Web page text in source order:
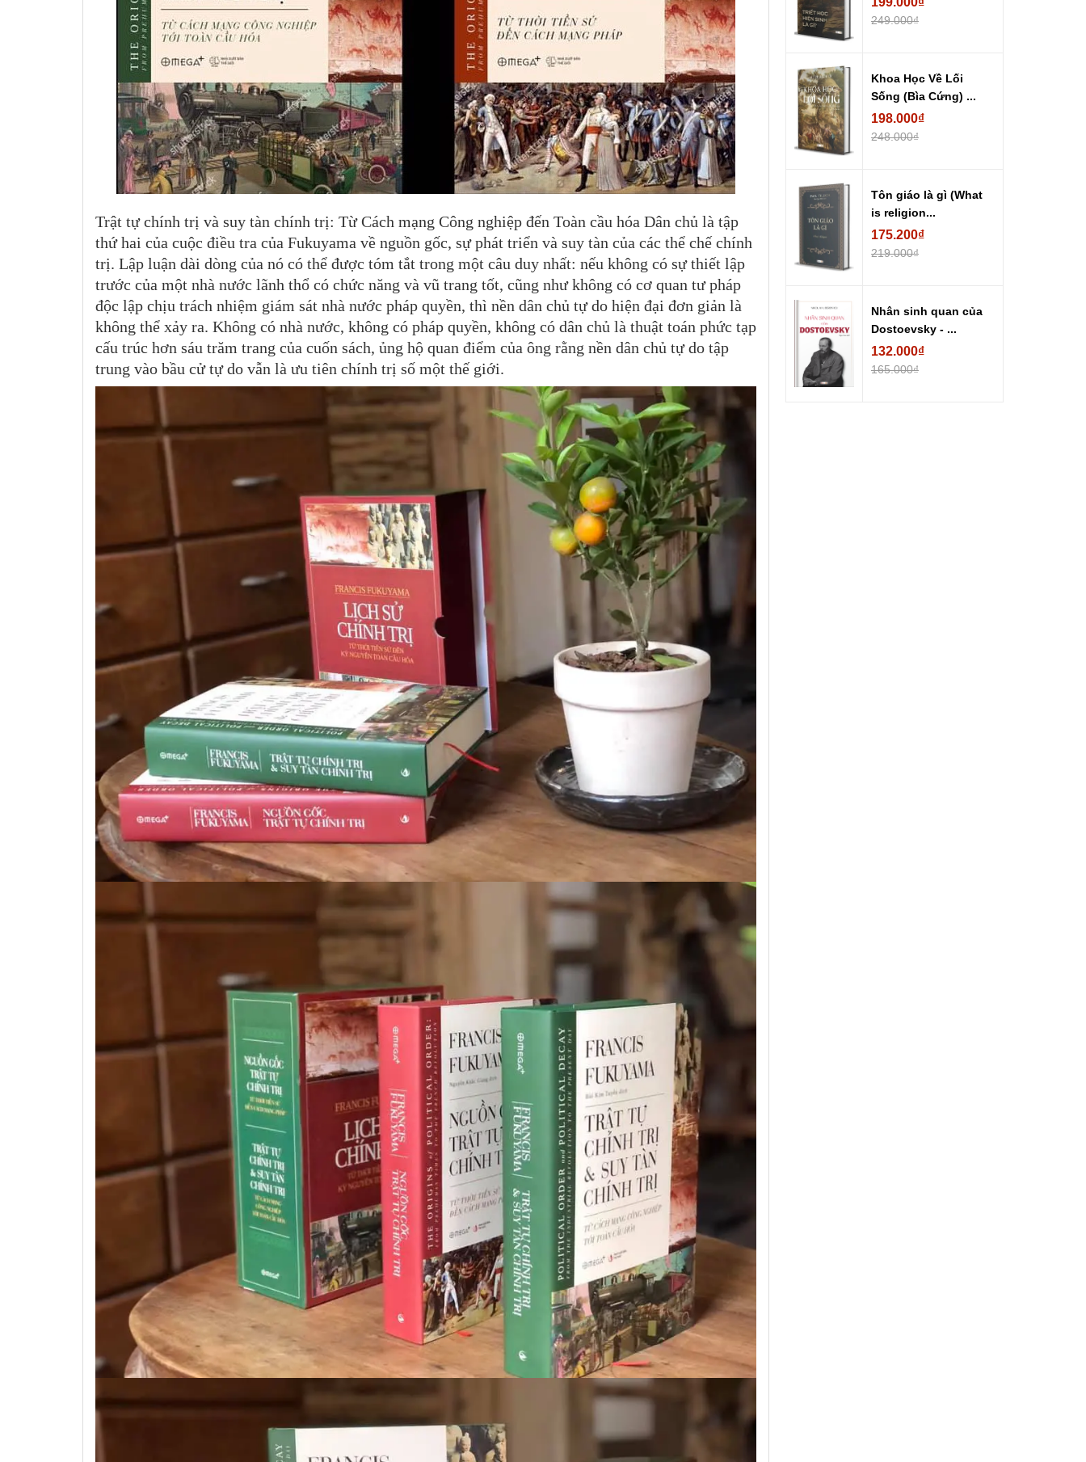
Trật tự chính trị và suy tàn chính trị: Từ Cách mạng Công nghiệp đến Toàn cầu hóa Dân chủ là tập
thứ hai của cuộc điều tra của Fukuyama về nguồn gốc, sự phát triển và suy tàn của các thể chế chính
trị. Lập luận dài dòng của nó có thể được tóm tắt trong một câu duy nhất: nếu không có sự thiết lập
trước của một nhà nước lãnh thổ có chức năng và vũ trang tốt, cũng như không có cơ quan tư pháp
độc lập chịu trách nhiệm giám sát nhà nước pháp quyền, thì nền dân chủ tự do hiện đại đơn giản là
không thể xảy ra. Không có nhà nước, không có pháp quyền, không có dân chủ là thuật toán phức tạp
cấu trúc hơn sáu trăm trang của cuốn sách, ủng hộ quan điểm của ông rằng nền dân chủ tự do tập
trung vào bầu cử tự do vẫn là ưu tiên chính trị số một thế giới.
249.000₫
Khoa Học Về Lối
Sống (Bìa Cứng) ...
198.000₫
248.000₫
Tôn giáo là gì (What
is religion...
175.200₫
219.000₫
Nhân sinh quan của
Dostoevsky - ...
132.000₫
165.000₫